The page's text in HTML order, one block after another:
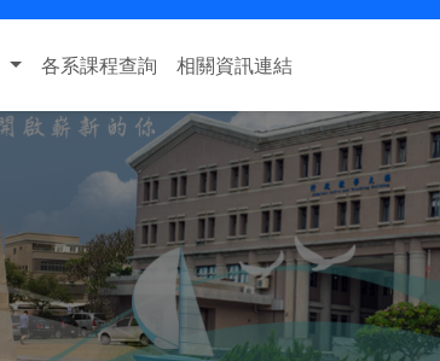
各系課程查詢 相關資訊連結